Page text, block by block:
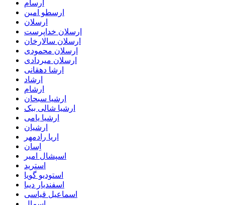
ارسام
ارسطو امین
ارسلان
ارسلان خداپرست
ارسلان سالارخان
ارسلان محمودی
ارسلان میردادی
ارشا دهقانی
ارشاد
ارشام
ارشیا سبحان
ارشیا شالی بیک
ارشیا یامی
ارشیان
اریا رادمهر
اِسان
اسپشال امیر
استرید
استودیو گویا
اسفندیار دیبا
اسماعیل قیاسی